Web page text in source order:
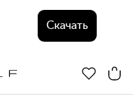
Скачать